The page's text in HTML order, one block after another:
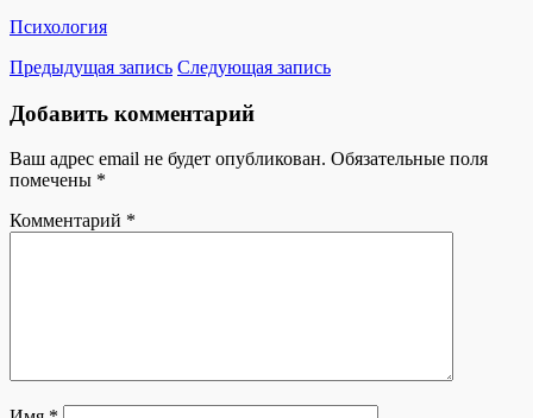
Психология
Предыдущая запись Следующая запись
Добавить комментарий
Ваш адрес email не будет опубликован. Обязательные поля
помечены *
Комментарий *